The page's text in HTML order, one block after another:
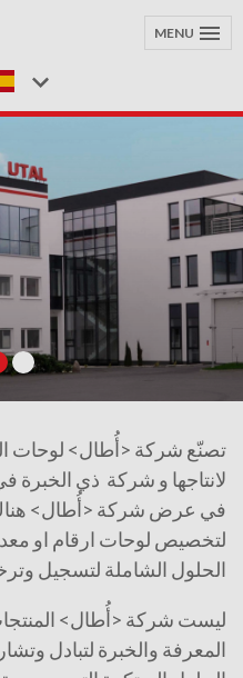
MENU
تصنّع شركة <أُطال> لوحات
لانتاجها و شركة ذي الخبرة
في عرض شركة <أُطال> هناك
لتخصيص لوحات ارقام او
الحلول الشاملة لتسجيل
ليست شركة <أُطال>
المعرفة والخبرة لتبادل